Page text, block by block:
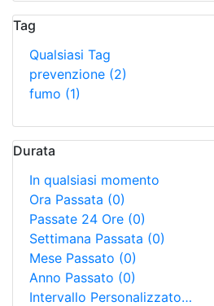
Tag
Qualsiasi Tag
prevenzione (2)
fumo (1)
Durata
In qualsiasi momento
Ora Passata (0)
Passate 24 Ore (0)
Settimana Passata (0)
Mese Passato (0)
Anno Passato (0)
Intervallo Personalizzato…